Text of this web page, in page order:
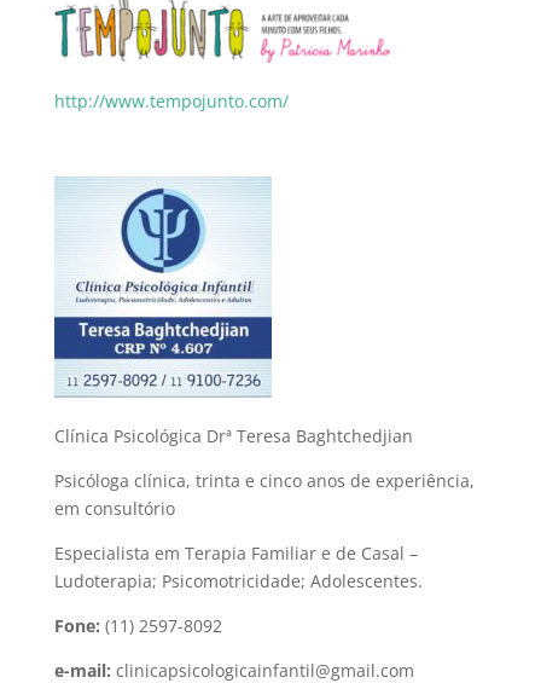
http://www.tempojunto.com/
Clínica Psicológica Drª Teresa Baghtchedjian
Psicóloga clínica, trinta e cinco anos de experiência,
em consultório
Especialista em Terapia Familiar e de Casal –
Ludoterapia; Psicomotricidade; Adolescentes.
Fone: (11) 2597-8092
e-mail: clinicapsicologicainfantil@gmail.com